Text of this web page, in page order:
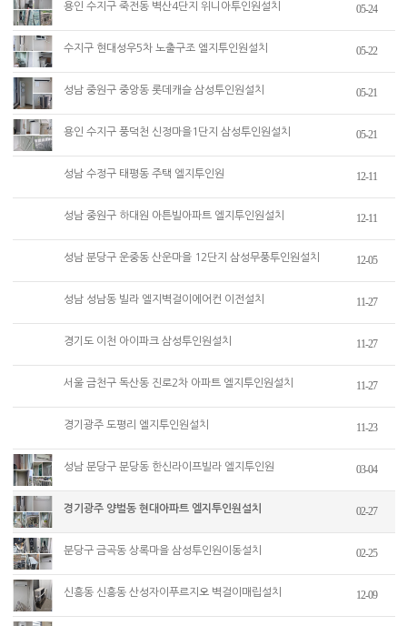
용인 수지구 죽전동 벽산4단지 위니아투인원설치 05-24
수지구 현대성우5차 노출구조 엘지투인원설치 05-22
성남 중원구 중앙동 롯데캐슬 삼성투인원설치 05-21
용인 수지구 풍덕천 신정마을1단지 삼성투인원설치 05-21
성남 수정구 태평동 주택 엘지투인원 12-11
성남 중원구 하대원 아튼빌아파트 엘지투인원설치 12-11
성남 분당구 운중동 산운마을 12단지 삼성무풍투인원설치 12-05
성남 성남동 빌라 엘지벽걸이에어컨 이전설치 11-27
경기도 이천 아이파크 삼성투인원설치 11-27
서울 금천구 독산동 진로2차 아파트 엘지투인원설치 11-27
경기광주 도평리 엘지투인원설치 11-23
성남 분당구 분당동 한신라이프빌라 엘지투인원 03-04
경기광주 양벌동 현대아파트 엘지투인원설치 02-27
분당구 금곡동 상록마을 삼성투인원이동설치 02-25
신흥동 신흥동 산성자이푸르지오 벽걸이매립설치 12-09